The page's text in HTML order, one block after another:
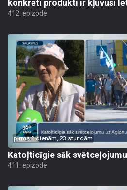
konkrēti produkti ir kļuvuši
412. epizode
pirms 2 dienām, 23 stundām
Katoļticīgie sāk
411. epizode